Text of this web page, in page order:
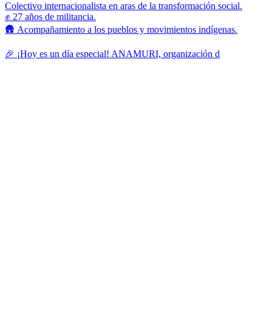
Colectivo internacionalista en aras de la transformación social.
✊ 27 años de militancia.
🛖 Acompañamiento a los pueblos y movimientos indígenas.
🎉 ¡Hoy es un día especial! ANAMURI, organización d